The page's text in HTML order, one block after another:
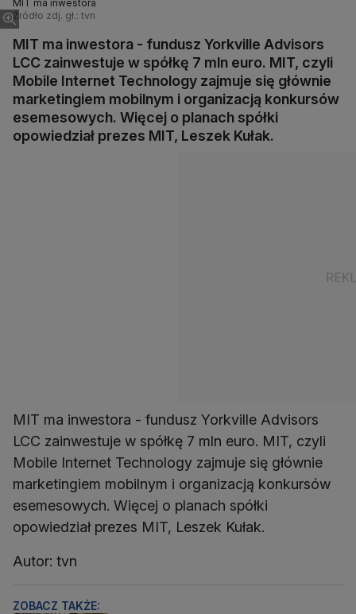
MIT ma inwestora
Źródło zdj. gł.: tvn
MIT ma inwestora - fundusz Yorkville Advisors
LCC zainwestuje w spółkę 7 mln euro. MIT, czyli
Mobile Internet Technology zajmuje się głównie
marketingiem mobilnym i organizacją konkursów
esemesowych. Więcej o planach spółki
opowiedział prezes MIT, Leszek Kułak.
MIT ma inwestora - fundusz Yorkville Advisors
LCC zainwestuje w spółkę 7 mln euro. MIT, czyli
Mobile Internet Technology zajmuje się głównie
marketingiem mobilnym i organizacją konkursów
esemesowych. Więcej o planach spółki
opowiedział prezes MIT, Leszek Kułak.
Autor: tvn
ZOBACZ TAKŻE: